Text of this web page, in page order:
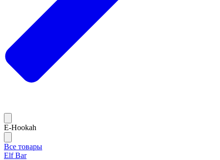
E-Hookah
Все товары
Elf Bar